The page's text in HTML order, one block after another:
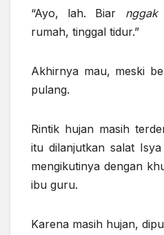
“Ayo, lah. Biar nggak
rumah, tinggal tidur.”
Akhirnya mau, meski
pulang.
Rintik hujan masih
itu dilanjutkan salat
mengikutinya dengan
ibu guru.
Karena masih hujan,